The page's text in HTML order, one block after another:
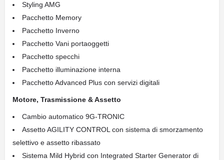
Styling AMG
Pacchetto Memory
Pacchetto Inverno
Pacchetto Vani portaoggetti
Pacchetto specchi
Pacchetto illuminazione interna
Pacchetto Advanced Plus con servizi digitali
Motore, Trasmissione & Assetto
Cambio automatico 9G-TRONIC
Assetto AGILITY CONTROL con sistema di smorzamento
selettivo e assetto ribassato
Sistema Mild Hybrid con Integrated Starter Generator di